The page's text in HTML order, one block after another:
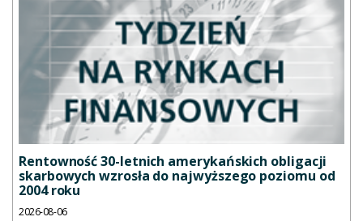
Rentowność 30-letnich amerykańskich obligacji
skarbowych wzrosła do najwyższego poziomu od
2004 roku
2026-08-06